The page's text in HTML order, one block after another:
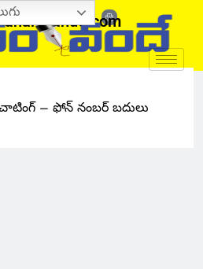
– ఫోన్ నంబర్ బదులు